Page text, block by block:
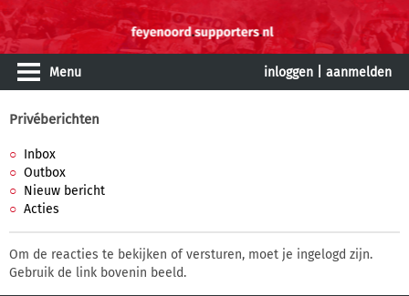
Menu inloggen aanmelden
Privéberichten
Inbox
Outbox
Nieuw bericht
Acties
Om de reacties te bekijken of versturen, moet je ingelogd zijn.
Gebruik de link bovenin beeld.